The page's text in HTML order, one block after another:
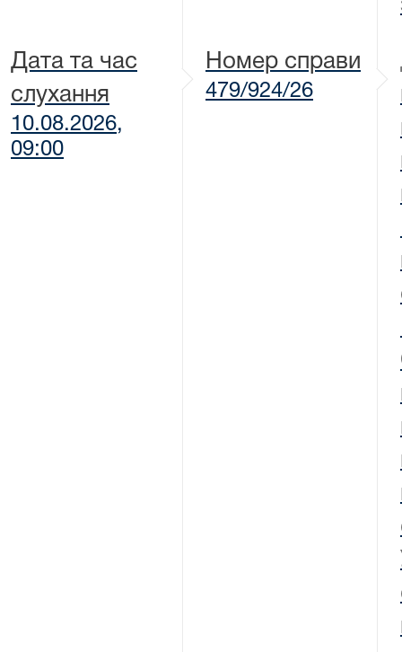
Дата та час
слухання
10.08.2026,
09:00
Номер справи
479/924/26